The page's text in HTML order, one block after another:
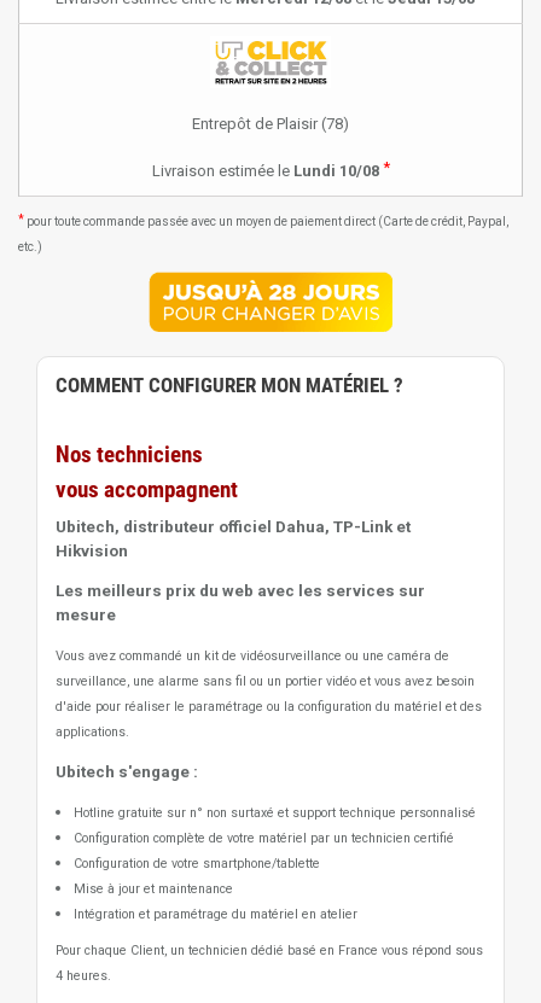
Entrepôt de Plaisir (78)
Livraison estimée le Lundi 10/08 *
* pour toute commande passée avec un moyen de paiement direct (Carte de crédit, Paypal,
etc.)
COMMENT CONFIGURER MON MATÉRIEL ?
Nos techniciens
vous accompagnent
Ubitech, distributeur officiel Dahua, TP-Link et
Hikvision
Les meilleurs prix du web avec les services sur
mesure
Vous avez commandé un kit de vidéosurveillance ou une caméra de
surveillance, une alarme sans fil ou un portier vidéo et vous avez besoin
d'aide pour réaliser le paramétrage ou la configuration du matériel et des
applications.
Ubitech s'engage :
Hotline gratuite sur n° non surtaxé et support technique personnalisé
Configuration complète de votre matériel par un technicien certifié
Configuration de votre smartphone/tablette
Mise à jour et maintenance
Intégration et paramétrage du matériel en atelier
Pour chaque Client, un technicien dédié basé en France vous répond sous
4 heures.